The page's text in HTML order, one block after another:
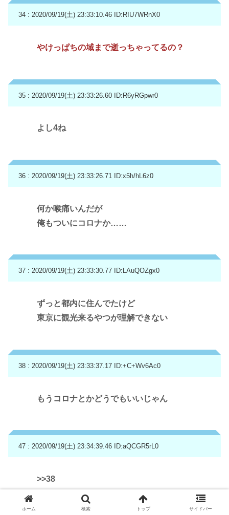
34 : 2020/09/19(土) 23:33:10.46 ID:RIU7WRnX0
やけっぱちの域まで逝っちゃってるの？
35 : 2020/09/19(土) 23:33:26.60 ID:R6yRGpwr0
よし4ね
36 : 2020/09/19(土) 23:33:26.71 ID:x5h/hL6z0
何か喉痛いんだが
俺もついにコロナか……
37 : 2020/09/19(土) 23:33:30.77 ID:LAuQOZgx0
ずっと都内に住んでたけど
東京に観光来るやつが理解できない
38 : 2020/09/19(土) 23:33:37.17 ID:+C+Wv6Ac0
もうコロナとかどうでもいいじゃん
47 : 2020/09/19(土) 23:34:39.46 ID:aQCGR5rL0
>>38
クソどうでもいい
ホーム 検索 トップ サイドバー